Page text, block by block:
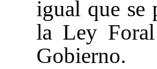
igual que se
la Ley Foral
Gobierno.